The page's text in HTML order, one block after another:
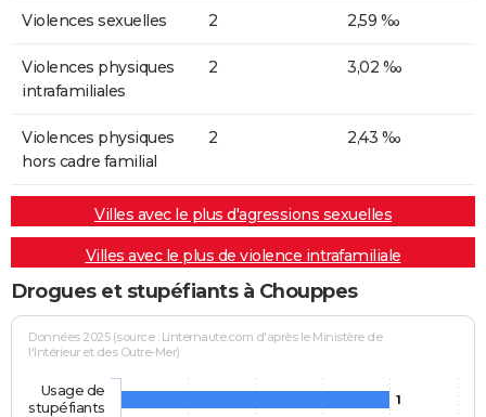
Violences sexuelles 2 2,59 ‰
Violences physiques
intrafamiliales
2 3,02 ‰
Violences physiques
hors cadre familial
2 2,43 ‰
Villes avec le plus d'agressions sexuelles
Villes avec le plus de violence intrafamiliale
Drogues et stupéfiants à Chouppes
Données 2025 (source : Linternaute.com d'après le Ministère de
l'Intérieur et des Outre-Mer)
1
Usage de
stupéfiants